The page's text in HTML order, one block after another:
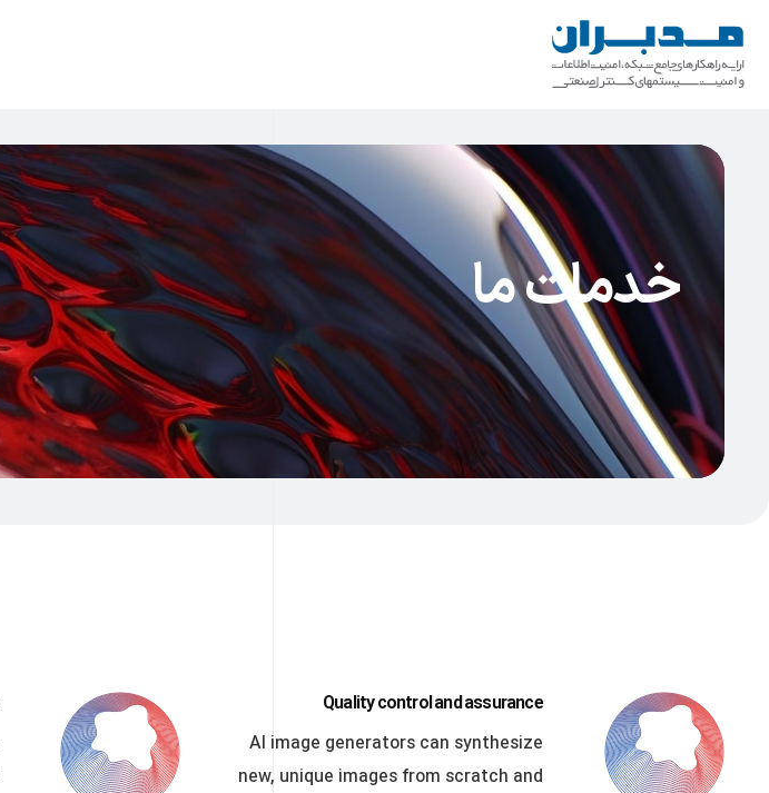
خدمات ما
Quality control and assurance
AI image generators can synthesize
new, unique images from scratch and